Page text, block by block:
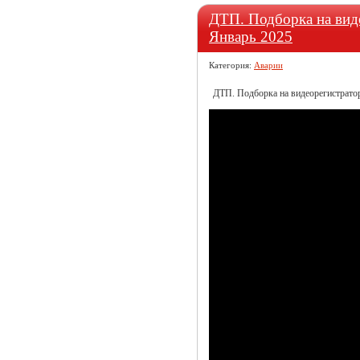
ДТП. Подборка на
Январь 2025
Категория: Аварии
ДТП. Подборка на